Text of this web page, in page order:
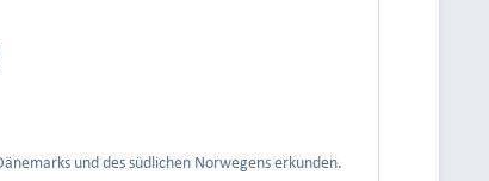
und des südlichen Norwegens erkunden.